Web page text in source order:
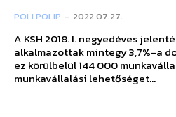
POLI POLIP - 2022.07.27.
A KSH 2018. I. negyedéves
alkalmazottak mintegy 3,7%-a
ez körülbelül 144 000
munkavállalási lehetőséget...